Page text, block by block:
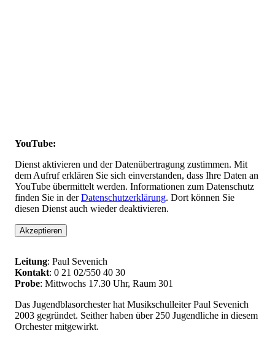
YouTube:
Dienst aktivieren und der Datenübertragung zustimmen. Mit
dem Aufruf erklären Sie sich einverstanden, dass Ihre Daten an
YouTube übermittelt werden. Informationen zum Datenschutz
finden Sie in derDatenschutzerklärung. Dort können Sie
diesen Dienst auch wieder deaktivieren.
Akzeptieren
Leitung: Paul Sevenich
Kontakt: 0 21 02/550 40 30
Probe: Mittwochs 17.30 Uhr, Raum 301
Das Jugendblasorchester hat Musikschulleiter Paul Sevenich
2003 gegründet. Seither haben über 250 Jugendliche in diesem
Orchester mitgewirkt.